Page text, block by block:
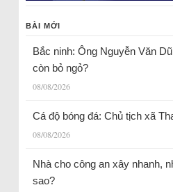
BÀI MỚI
Bắc ninh: Ông Nguyễn Văn
còn bỏ ngỏ?
08/08/2026
Cá độ bóng đá: Chủ tịch xã
08/08/2026
Nhà cho công an xây nhanh,
sao?